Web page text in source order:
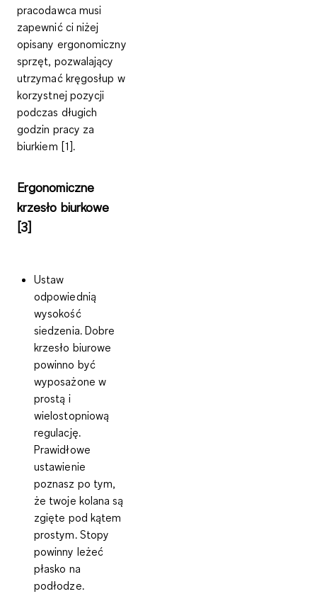
pracodawca musi
zapewnić ci niżej
opisany ergonomiczny
sprzęt, pozwalający
utrzymać kręgosłup w
korzystnej pozycji
podczas długich
godzin pracy za
biurkiem [1].
Ergonomiczne
krzesło biurkowe
[3]
Ustaw
odpowiednią
wysokość
siedzenia. Dobre
krzesło biurowe
powinno być
wyposażone w
prostą i
wielostopniową
regulację.
Prawidłowe
ustawienie
poznasz po tym,
że twoje kolana są
zgięte pod kątem
prostym. Stopy
powinny leżeć
płasko na
podłodze.